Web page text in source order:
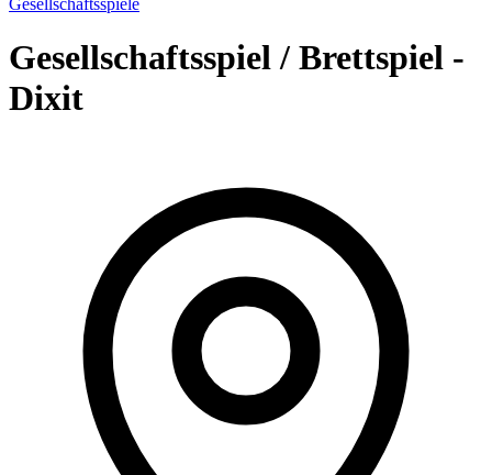
Gesellschaftsspiele
Gesellschaftsspiel / Brettspiel -
Dixit